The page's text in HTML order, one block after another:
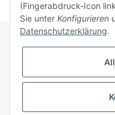
Gesetzliche
(Fingerabdruck-Icon
Sie unter Konfigurieren
Datenschutzerklärung.